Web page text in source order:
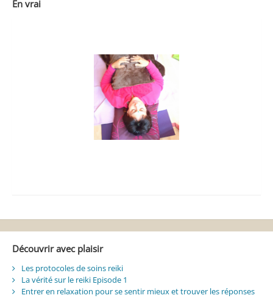
En vrai
Découvrir avec plaisir
Les protocoles de soins reiki
La vérité sur le reiki Episode 1
Entrer en relaxation pour se sentir mieux et trouver les réponses